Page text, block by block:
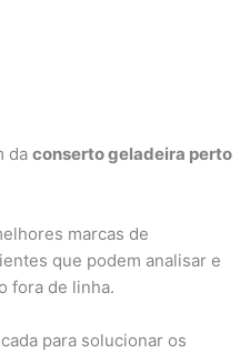
daconserto geladeira perto
marcas de
que podem analisar e
fora de linha.
para solucionar os